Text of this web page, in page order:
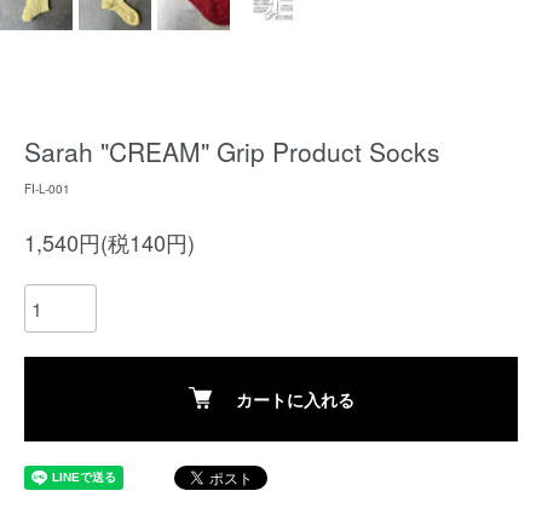
Sarah "CREAM" Grip Product Socks
FI-L-001
1,540円(税140円)
カートに入れる